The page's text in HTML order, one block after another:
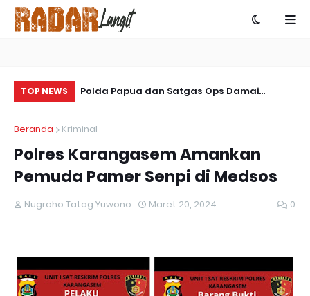
TOP NEWS
Marshalling
Polda Papua dan Satgas Ops Damai
Penembakan Warga Sipil di Yalimo
Beranda
Kriminal
Polres Karangasem Amankan
Pemuda Pamer Senpi di Medsos
Nugroho Tatag Yuwono Maret 20, 2024 0